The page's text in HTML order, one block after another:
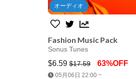
オーディオ
Fashion Music Pack
Sonus Tunes
$6.59 $17.59 63%OFF
05月06日 22:00 ~Jump AssetStore